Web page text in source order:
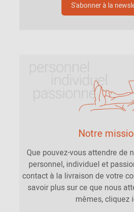
S'abonner à la
Notre
Que pouvez-vous attendre de
personnel, individuel et
contact à la livraison de votre
savoir plus sur ce que nous
mêmes, cliquez